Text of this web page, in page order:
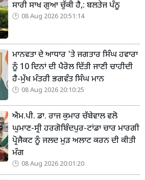
ਸਾਰੀ ਸਾਖ ਗੁਆ ਚੁੱਕੀ ਹੈ,: ਬਲਤੇਜ ਪੰਨੂ
08 Aug 2026 20:51:14
ਮਾਨਵਤਾ ਦੇ ਆਧਾਰ 'ਤੇ ਜਗਤਾਰ ਸਿੰਘ ਹਵਾਰਾ
ਨੂੰ 10 ਦਿਨਾਂ ਦੀ ਪੈਰੋਲ ਦਿੱਤੀ ਜਾਣੀ ਚਾਹੀਦੀ
ਹੈ-ਮੁੱਖ ਮੰਤਰੀ ਭਗਵੰਤ ਸਿੰਘ ਮਾਨ
08 Aug 2026 20:10:25
ਐਮ.ਪੀ. ਡਾ. ਰਾਜ ਕੁਮਾਰ ਚੱਬੇਵਾਲ ਵਲੋ
ਘੁਮਾਣ-ਸ੍ਰੀ ਹਰਗੋਬਿੰਦਪੁਰ-ਟਾਂਡਾ ਚਾਰ ਮਾਰਗੀ
ਪ੍ਰੋਜੈਕਟ ਨੂੰ ਜਲਦ ਮੁੜ ਅਲਾਟ ਕਰਨ ਦੀ ਕੀਤੀ
ਮੰਗ
08 Aug 2026 20:01:20